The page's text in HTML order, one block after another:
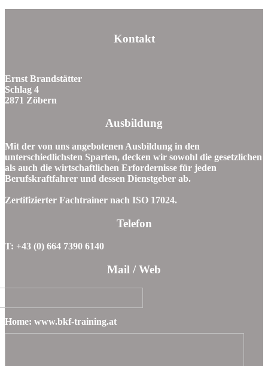
Kontakt
Ernst Brandstätter
Schlag 4
2871 Zöbern
Ausbildung
Mit der von uns angebotenen Ausbildung in den
unterschiedlichsten Sparten, decken wir sowohl die gesetzlichen
als auch die wirtschaftlichen Erfordernisse für jeden
Berufskraftfahrer und dessen Dienstgeber ab.
Zertifizierter Fachtrainer nach ISO 17024.
Telefon
T: +43 (0) 664 7390 6140
Mail / Web
Home: www.bkf-training.at